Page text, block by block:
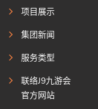
项目展示
集团新闻
服务类型
联络J9九游会
官方网站